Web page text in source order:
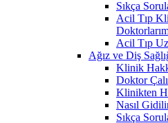
Sıkça
Acil Tıp
Acil Tıp
Ağız ve Diş
Klinik
Doktor
Klinikten
Nasıl
Sıkça